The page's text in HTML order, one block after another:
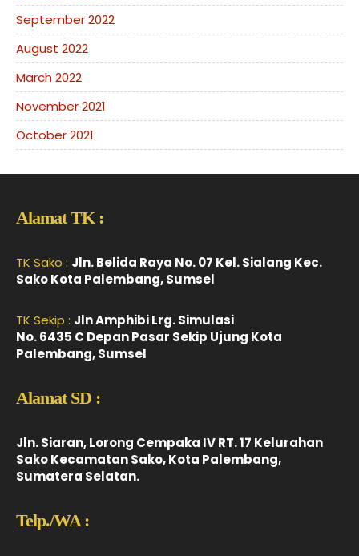
September 2022
August 2022
March 2022
November 2021
October 2021
Alamat TK :
TK Sako : Jln. Belida Raya No. 07 Kel. Sialang Kec.
Sako Kota Palembang, Sumsel
TK Sekip : Jln Amphibi Lrg. Simulasi
No. 6435 C Depan Pasar Sekip Ujung Kota
Palembang, Sumsel
Alamat SD :
Jln. Siaran, Lorong Cempaka IV RT. 17 Kelurahan
Sako Kecamatan Sako, Kota Palembang,
Sumatera Selatan.
Telp./WA :